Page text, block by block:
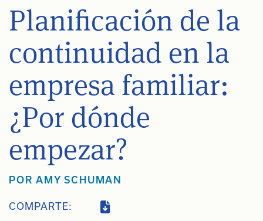
Planificación de la
continuidad en la
empresa familiar:
¿Por dónde
empezar?
PORAMY SCHUMAN
COMPARTE: